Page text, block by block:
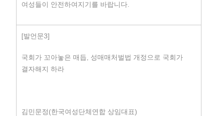
여성들이 안전하여지기를 바랍니다.
[발언문3]
국회가 꼬아놓은 매듭, 성매매처벌법 개정으로 국회가
결자해지 하라
김민문정(한국여성단체연합 상임대표)